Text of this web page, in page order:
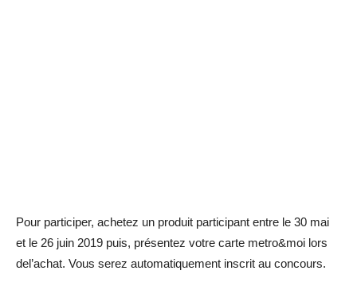
Pour participer, achetez un produit participant entre le 30 mai
et le 26 juin 2019 puis, présentez votre carte metro&moi lors
del’achat. Vous serez automatiquement inscrit au concours.